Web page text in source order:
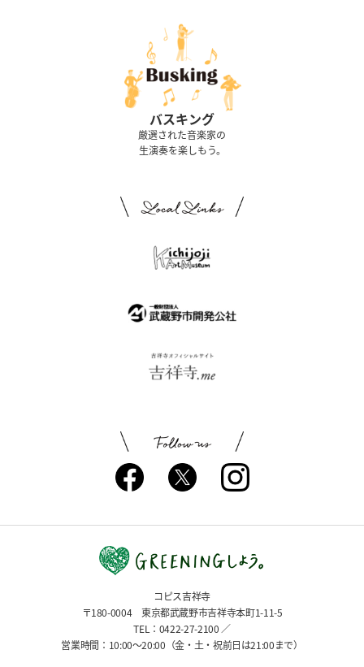
バスキング
厳選された音楽家の
生演奏を楽しもう。
コピス吉祥寺
〒180-0004 東京都武蔵野市吉祥寺本町1-11-5
TEL：0422-27-2100 ／
営業時間：10:00〜20:00（金・土・祝前日は21:00まで）